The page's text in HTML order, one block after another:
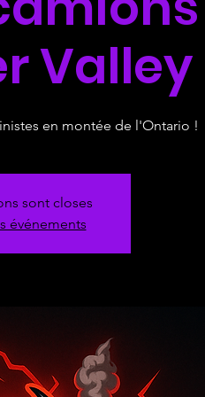
Valley
en montée de l'Ontario !
sont closes
événements